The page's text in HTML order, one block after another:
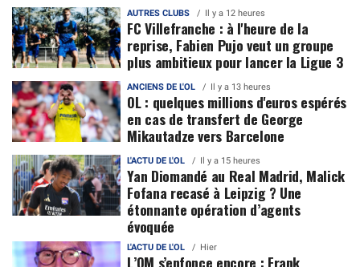
AUTRES CLUBS Il y a 12 heures
FC Villefranche : à l'heure de la
reprise, Fabien Pujo veut un groupe
plus ambitieux pour lancer la Ligue 3
ANCIENS DE L'OL Il y a 13 heures
OL : quelques millions d'euros espérés
en cas de transfert de George
Mikautadze vers Barcelone
L'ACTU DE L'OL Il y a 15 heures
Yan Diomandé au Real Madrid, Malick
Fofana recasé à Leipzig ? Une
étonnante opération d’agents
évoquée
L'ACTU DE L'OL Hier
L’OM s’enfonce encore : Frank